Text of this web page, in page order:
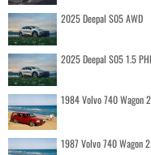
2025 Deepal S05 AWD
2025 Deepal S05 1.5
1984 Volvo 740 Wagon
1987 Volvo 740 Wagon